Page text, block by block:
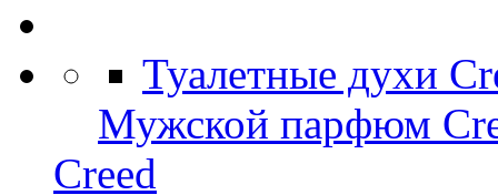
Туалетные духи
Мужской парфюм
Creed